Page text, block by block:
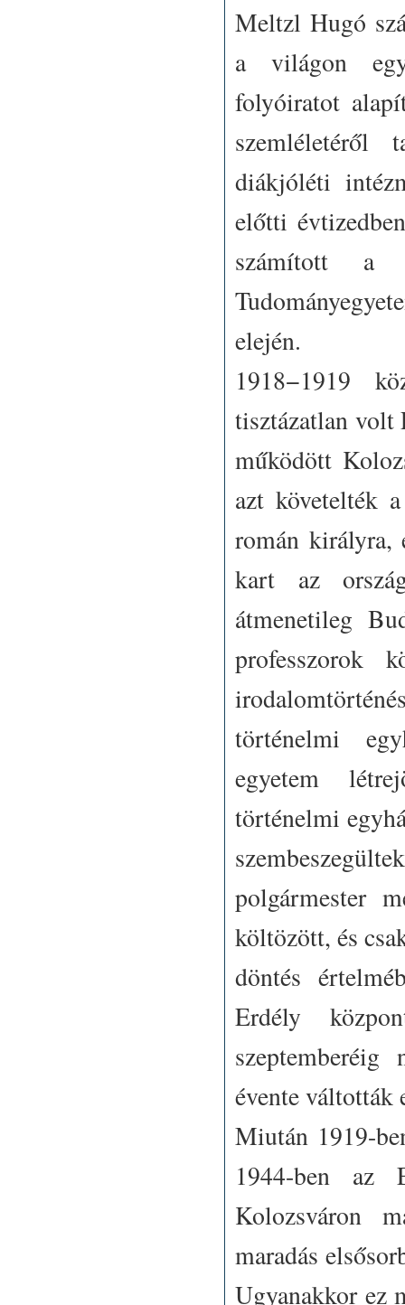
Meltzl Hugó
a világon
folyóiratot
szemléletéről
diákjóléti
előtti
számított a
elején.
1918−1919
tisztázatlan volt
működött
azt követelték
román királyra,
kart az
átmenetileg
professzorok
történelmi
egyetem
történelmi
polgármester
költözött, és
döntés
Erdély
évente váltották
Miután 1919-
1944-ben az
Kolozsváron
maradás
Ugyanakkor ez